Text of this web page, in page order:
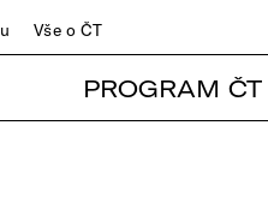
Vše o ČT
PROGRAM